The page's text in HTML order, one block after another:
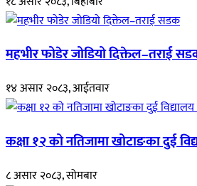
महभीर फोडेर जोडियो दिक्तेल–तराई
१४ असार २०८३, आईतवार
कक्षा १२ को नतिजामा खोटाङका दुई
८ असार २०८३, सोमबार